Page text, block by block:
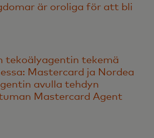
är oroliga för att bli
tekoälyagentin tekemä
Mastercard ja Nordea
avulla tehdyn
Mastercard Agent